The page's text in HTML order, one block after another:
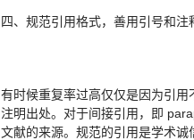
四、规范引用格式，善用引号和注
有时候重复率过高仅仅是因为引
注明出处。对于间接引用，即
文献的来源。规范的引用是学术